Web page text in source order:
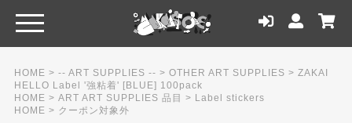
HOME > -- ART SUPPLIES -- > OTHER ART SUPPLIES > ZAKAI
HELLO Label '強粘着' [BLUE] 100pack
HOME > ART ART SUPPLIES 品目 > Label stickers
HOME > クーポン対象外